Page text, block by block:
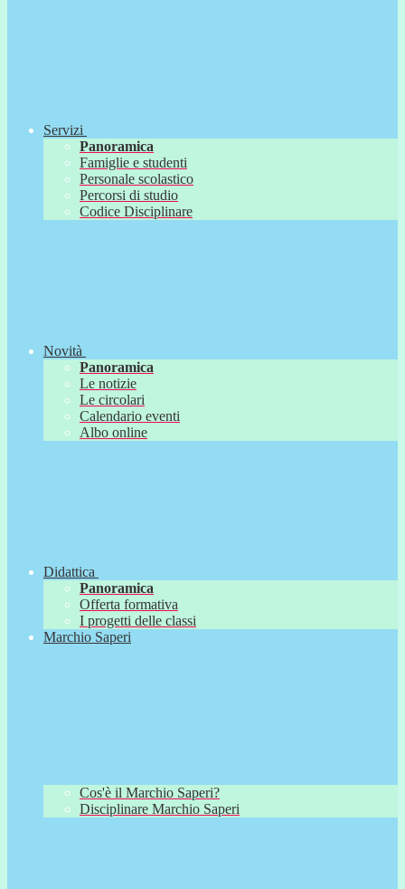
Servizi
Panoramica
Famiglie e studenti
Personale scolastico
Percorsi di studio
Codice Disciplinare
Novità
Panoramica
Le notizie
Le circolari
Calendario eventi
Albo online
Didattica
Panoramica
Offerta formativa
I progetti delle classi
Marchio Saperi
Cos'è il Marchio Saperi?
Disciplinare Marchio Saperi